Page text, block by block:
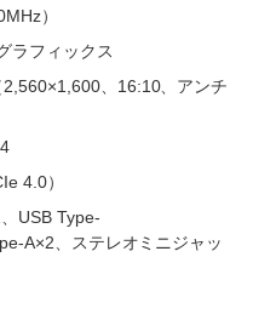
）
ラフィックス
、16:10、アンチ
4.0）
USB Type-
A×2、ステレオミニジャッ